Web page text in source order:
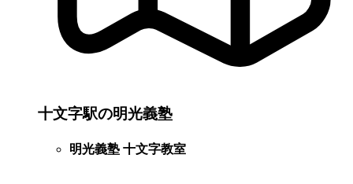
十文字駅の明光義塾
明光義塾 十文字教室